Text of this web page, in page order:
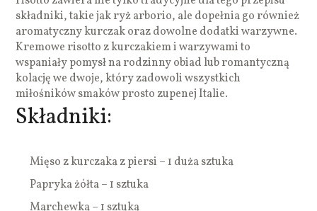
składniki, takie jak ryż arborio, ale dopełnia go również
aromatyczny kurczak oraz dowolne dodatki warzywne.
Kremowe risotto z kurczakiem i warzywami to
wspaniały pomysł na rodzinny obiad lub romantyczną
kolację we dwoje, który zadowoli wszystkich
miłośników smaków prosto zupenej Italie.
Składniki:
Mięso z kurczaka z piersi – 1 duża sztuka
Papryka żółta – 1 sztuka
Marchewka – 1 sztuka